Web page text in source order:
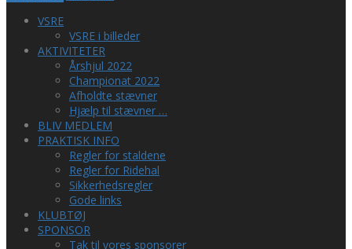
VSRE
VSRE i billeder
AKTIVITETER
Årshjul 2022
Championat 2022
Afholdte stævner
Hjælp til stævner …
BLIV MEDLEM
PRAKTISK INFO
Regler for staldene
Regler for Ridehal
Sikkerhedsregler
Gode links
KLUBTØJ
SPONSOR
Tak til vores sponsorer